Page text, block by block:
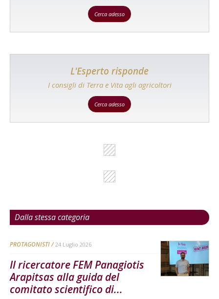
Cerca adesso
L'Esperto risponde
I consigli di Terra e Vita agli agricoltori
Cerca adesso
Dalla stessa categoria
PROTAGONISTI 24 Luglio 2026
Il ricercatore FEM Panagiotis
Arapitsas alla guida del
comitato scientifico di...